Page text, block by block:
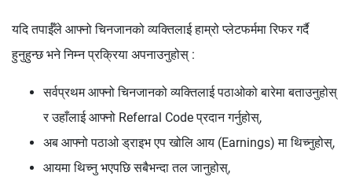
यदि तपाईँले आफ्नो चिनजानको व्यक्तिलाई हाम्रो प्लेटफर्ममा रिफर गर्दै
हुनुहुन्छ भने निम्न प्रक्रिया अपनाउनुहोस् :
सर्वप्रथम आफ्नो चिनजानको व्यक्तिलाई पठाओको बारेमा बताउनुहोस्
र उहाँलाई आफ्नो Referral Code प्रदान गर्नुहोस्,
अब आफ्नो पठाओ ड्राइभ एप खोलि आय (Earnings) मा थिच्नुहोस्,
आयमा थिच्नु भएपछि सबैभन्दा तल जानुहोस्,